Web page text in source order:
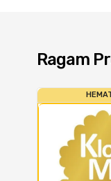
Ragam